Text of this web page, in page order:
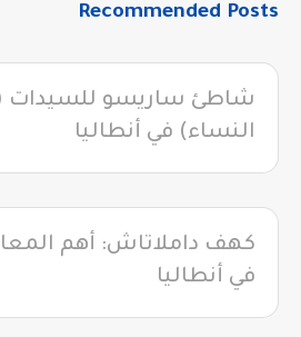
Recommended Posts
شاطئ ساريسو
النساء) في أنطاليا
كهف داملاتاش: أهم
في أنطاليا